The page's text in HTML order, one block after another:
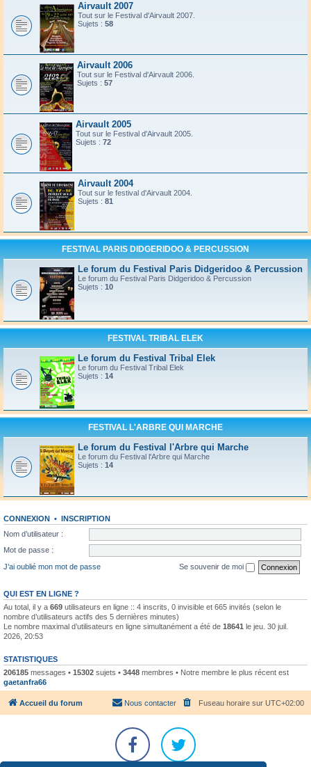
Airvault 2007
Tout sur le Festival d'Airvault 2007.
Sujets : 58
Airvault 2006
Tout sur le Festival d'Airvault 2006.
Sujets : 57
Airvault 2005
Tout sur le Festival d'Airvault 2005.
Sujets : 72
Airvault 2004
Tout sur le festival d'Airvault 2004.
Sujets : 81
FESTIVAL PARIS DIDGERIDOO & PERCUSSION
Le forum du Festival Paris Didgeridoo & Percussion
Le forum du Festival Paris Didgeridoo & Percussion
Sujets : 10
FESTIVAL TRIBAL ELEK
Le forum du Festival Tribal Elek
Le forum du Festival Tribal Elek
Sujets : 14
FESTIVAL L'ARBRE QUI MARCHE
Le forum du Festival l'Arbre qui Marche
Le forum du Festival l'Arbre qui Marche
Sujets : 14
CONNEXION • INSCRIPTION
Nom d’utilisateur :
Mot de passe :
J’ai oublié mon mot de passe
Se souvenir de moi
QUI EST EN LIGNE ?
Au total, il y a 669 utilisateurs en ligne :: 4 inscrits, 0 invisible et 665 invités (selon le
nombre d’utilisateurs actifs des 5 dernières minutes)
Le nombre maximal d’utilisateurs en ligne simultanément a été de 18641 le jeu. 30 juil.
2026, 20:53
STATISTIQUES
206185 messages • 15302 sujets • 3448 membres • Notre membre le plus récent est
gaetanfra66
Accueil du forum Fuseau horaire sur UTC+02:00
Nous contacter